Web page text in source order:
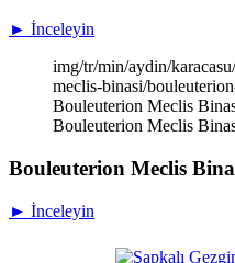
► İnceleyin
img/tr/min/aydin/
meclis-binasi/
Bouleuterion Meclis
Bouleuterion Meclis
Bouleuterion Meclis
► İnceleyin